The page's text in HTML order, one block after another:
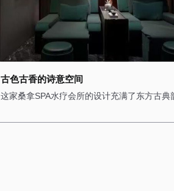
古色古香的诗意空间
这家桑拿SPA水疗会所的设计充满了东方古典
中式装饰，雕花的门窗、红木的家具，搭配